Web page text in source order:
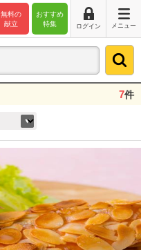
おすすめ
特集
無料の
献立
ログイン メニュー
7件